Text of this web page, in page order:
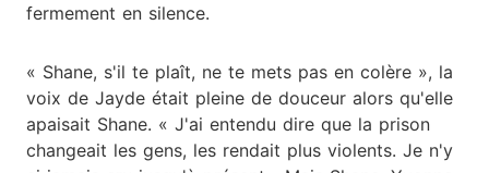
fermement en silence.
« Shane, s'il te plaît, ne te mets pas en colère », la
voix de Jayde était pleine de douceur alors qu'elle
apaisait Shane. « J'ai entendu dire que la prison
changeait les gens, les rendait plus violents. Je n'y